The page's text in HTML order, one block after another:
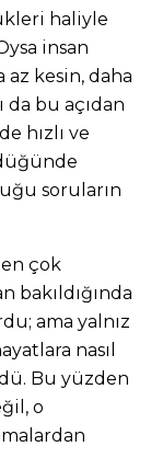
haliyle
insan
az kesin, daha
da bu açıdan
hızlı ve
soruların
çok
bakıldığında
ama yalnız
nasıl
Bu yüzden
o